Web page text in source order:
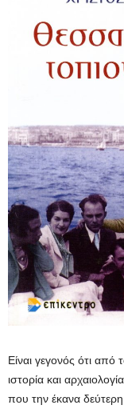
Είναι γεγονός ότι
ιστορία και
που την έκανα